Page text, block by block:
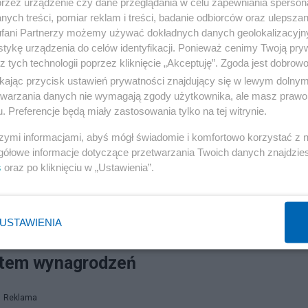
i budowy ośrodka „Archipelag” w Wilanowie. Sąd
prokuratury o nadzwyczajne złagodzenie kary
i ujawnieniem roli innych osób. Minister
przywracanie misji Funduszu poprzez konkurs na
i sprzeczne informacje. Co spadło na dom w
wynagrodzeń
Reklama
treści, pomiar reklam i treści, badanie odbiorców oraz
Partnerzy możemy używać dokładnych danych
urządzenia do celów identyfikacji. Ponieważ cenimy Twoją
tych technologii poprzez kliknięcie „Akceptuję”. Zgoda jest
przycisk ustawień prywatności znajdujący się w lewym
danych nie wymagają zgody użytkownika, ale masz
Preferencje będą miały zastosowania tylko na tej witrynie.
informacjami, abyś mógł świadomie i komfortowo korzystać z
informacje dotyczące przetwarzania Twoich danych
oraz po kliknięciu w „Ustawienia”.
USTAWIENIA